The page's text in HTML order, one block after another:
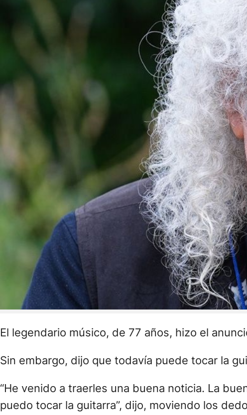
El legendario músico, de 77 años, hizo el
Sin embargo, dijo que todavía puede tocar la
“He venido a traerles una buena noticia. La
puedo tocar la guitarra”, dijo, moviendo los